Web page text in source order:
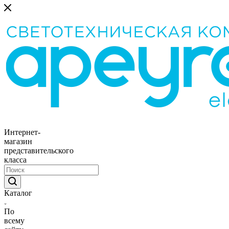
Интернет-
магазин
представительского
класса
Каталог
По
всему